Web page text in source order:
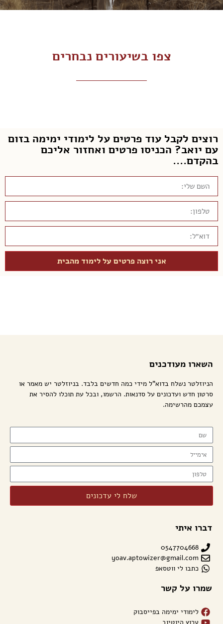
צפו בשיעורים נבחרים
רוצים לקבל עוד פרטים על לימודי ימימה בזום
עם יואב? הכניסו פרטים ואחזור אליכם
בהקדם....
אני רוצה פרטים על לימוד מהבית
השארו מעודכנים
הניוזלטר נשלח בדוא"ל מידי כמה חדשים בלבד. בניוזלטר יש מאמר או
סרטון חדש ועדכונים על סדנאות. הרשמו, ובכל עת תוכלו להסיר את
עצמכם מהרשימה.
שלח לי עדכונים
דברו איתי
0547704668
yoav.aptowizer@gmail.com
כתבו לי ווטסאפ
שמרו על קשר
לימודי ימימה בפייסבוק